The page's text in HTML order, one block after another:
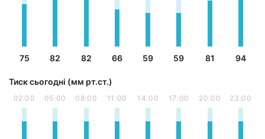
75 82 82 66 59 59 81 94
Тиск сьогодні (мм рт.ст.)
02:00 05:00 08:00 11:00 14:00 17:00 20:00 23:00